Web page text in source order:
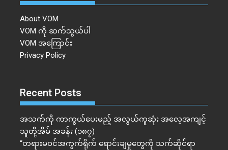
About VOM
VOM ကို ဆက်သွယ်ပါ
VOM အကြောင်း
Privacy Policy
Recent Posts
အသက်ကို ကာကွယ်ပေးမည့် အလွယ်ကူဆုံး အလေ့အကျင့်
သူတို့အိမ် အခန်း (၁၈၇)
“တရားမဝင်အကွက်ရိုက် ရောင်းချမှုတွေကို သက်ဆိုင်ရာ